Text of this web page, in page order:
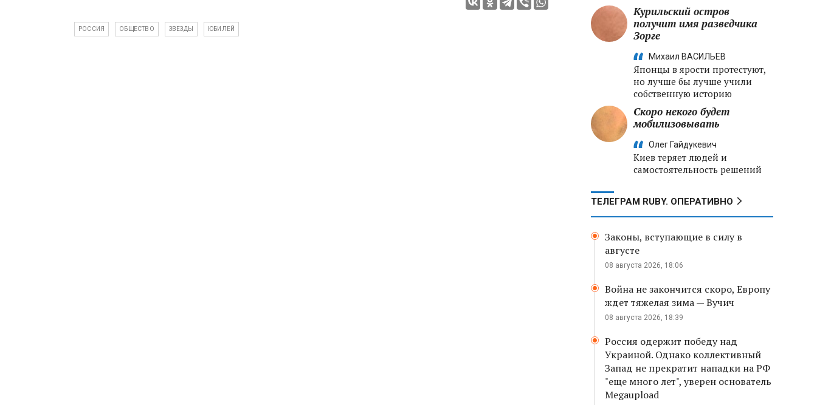
РОССИЯ ОБЩЕСТВО ЗВЕЗДЫ ЮБИЛЕЙ
Курильский остров
получит имя разведчика
Зорге
Михаил ВАСИЛЬЕВ
Японцы в ярости протестуют,
но лучше бы лучше учили
собственную историю
Скоро некого будет
мобилизовывать
Олег Гайдукевич
Киев теряет людей и
самостоятельность решений
ТЕЛЕГРАМ RUBY. ОПЕРАТИВНО
Законы, вступающие в силу в
августе
08 августа 2026, 18:06
Война не закончится скоро, Европу
ждет тяжелая зима — Вучич
08 августа 2026, 18:39
Россия одержит победу над
Украиной. Однако коллективный
Запад не прекратит нападки на РФ
"еще много лет", уверен основатель
Megaupload